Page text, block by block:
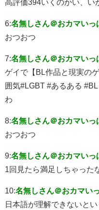
高評価394いくのかい、い
6:名無しさん＠おカマいっ
おつおつ
7:名無しさん＠おカマいっ
ゲイで【BL作品と現実の
囲気#LGBT #あるある
わ
8:名無しさん＠おカマいっ
おつおつ
9:名無しさん＠おカマいっ
1回見たら満足しちゃった
10:名無しさん＠おカマい
日本語が理解できないと